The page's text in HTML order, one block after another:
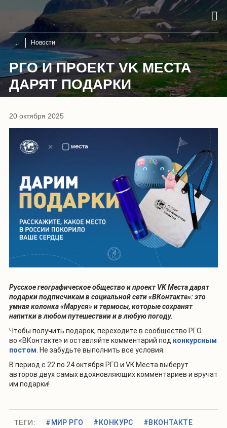
Новости
РГО И ПРОЕКТ VK МЕСТА
ДАРЯТ ПОДАРКИ
20 октября 2025
Русское географическое общество и проект VK Места дарят
подарки подписчикам в социальной сети «ВКонтакте»: это
умная колонка «Маруся» и термосы, которые сохранят
напитки в любом путешествии и в любую погоду.
Чтобы получить подарок, переходите в сообщество РГО
во «ВКонтакте» и оставляйте комментарий под конкурсным
постом . Не забудьте выполнить все условия.
В период с 22 по 24 октября РГО и VK Места выберут
авторов двух самых вдохновляющих комментариев и вручат
им подарки!
ТЕГИ: #МИР РГО #КОНКУРС #ВКОНТАКТЕ